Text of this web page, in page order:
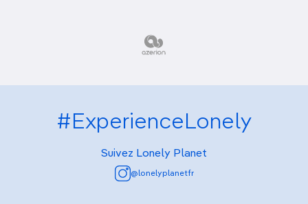
#ExperienceLonely
Suivez Lonely Planet
@lonelyplanetfr